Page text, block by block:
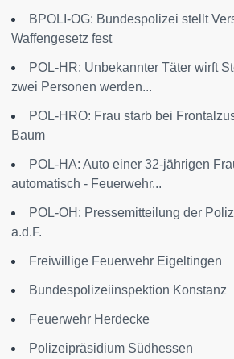
BPOLI-OG: Bundespolizei stellt
Waffengesetz fest
POL-HR: Unbekannter Täter wirft
zwei Personen werden...
POL-HRO: Frau starb bei
Baum
POL-HA: Auto einer 32-jährigen
automatisch - Feuerwehr...
POL-OH: Pressemitteilung der
a.d.F.
Freiwillige Feuerwehr Eigeltingen
Bundespolizeiinspektion Konstanz
Feuerwehr Herdecke
Polizeipräsidium Südhessen